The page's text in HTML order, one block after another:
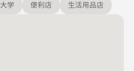
大学 便利店 生活用品店